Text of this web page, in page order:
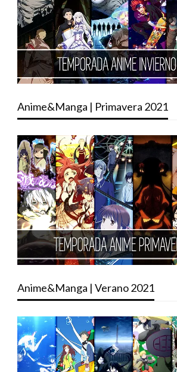
Anime&Manga | Primavera 2021
Anime&Manga | Verano 2021